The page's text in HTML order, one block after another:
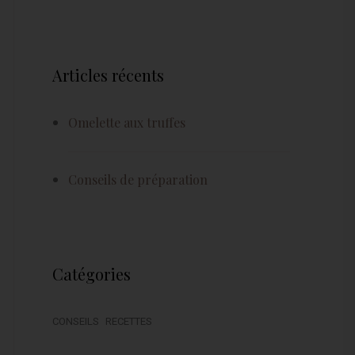
Articles récents
Omelette aux truffes
Conseils de préparation
Catégories
CONSEILS RECETTES